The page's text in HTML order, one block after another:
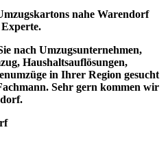
nahe Warendorf
nach Umzugsunternehmen,
Haushaltsauflösungen,
in Ihrer Region gesucht
Sehr gern kommen wir